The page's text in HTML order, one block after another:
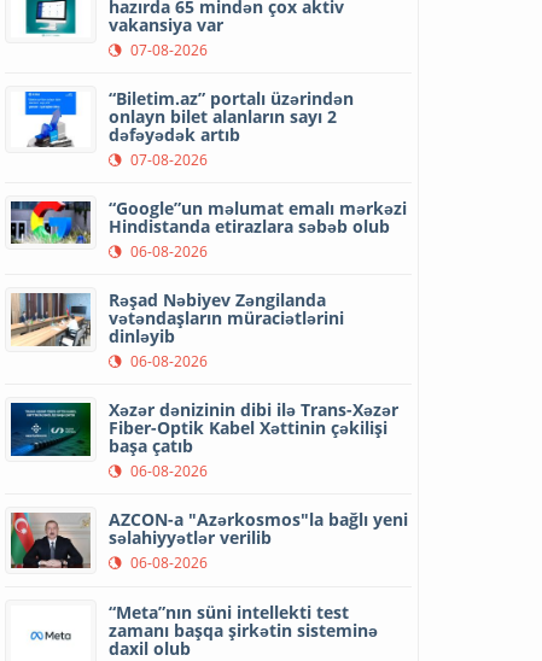
hazırda 65 mindən çox aktiv
vakansiya var
07-08-2026
“Biletim.az” portalı üzərindən
onlayn bilet alanların sayı 2
dəfəyədək artıb
07-08-2026
“Google”un məlumat emalı mərkəzi
Hindistanda etirazlara səbəb olub
06-08-2026
Rəşad Nəbiyev Zəngilanda
vətəndaşların müraciətlərini
dinləyib
06-08-2026
Xəzər dənizinin dibi ilə Trans-Xəzər
Fiber-Optik Kabel Xəttinin çəkilişi
başa çatıb
06-08-2026
AZCON-a "Azərkosmos"la bağlı yeni
səlahiyyətlər verilib
06-08-2026
“Meta”nın süni intellekti test
zamanı başqa şirkətin sisteminə
daxil olub